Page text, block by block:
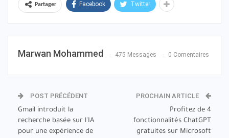
Partager Facebook Twitter
Marwan Mohammed 475 Messages 0 Comentaires
POST PRÉCÉDENT
Gmail introduit la
recherche basée sur l'IA
pour une expérience de
PROCHAIN ARTICLE
Profitez de 4
fonctionnalités ChatGPT
gratuites sur Microsoft